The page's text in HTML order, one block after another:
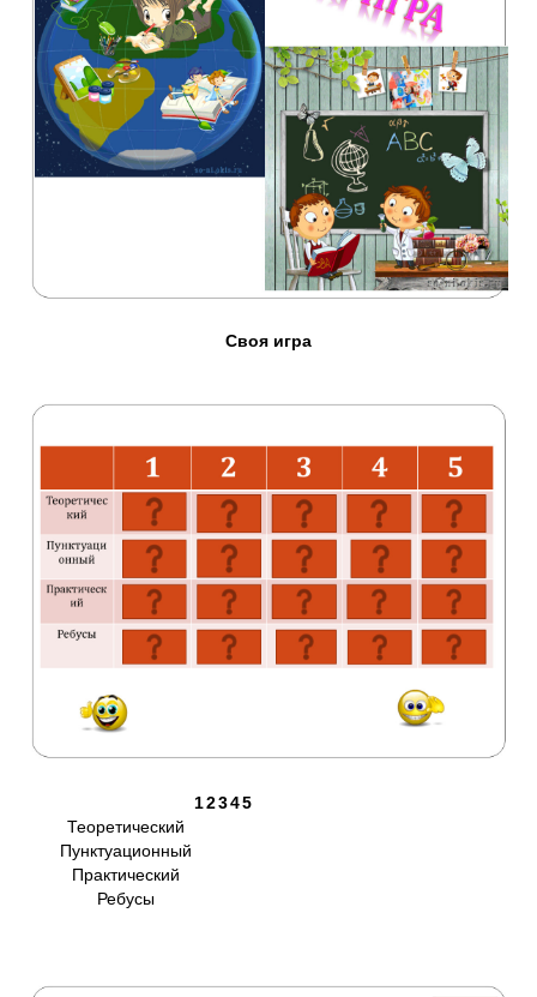
Своя игра
12345
Теоретический
Пунктуационный
Практический
Ребусы